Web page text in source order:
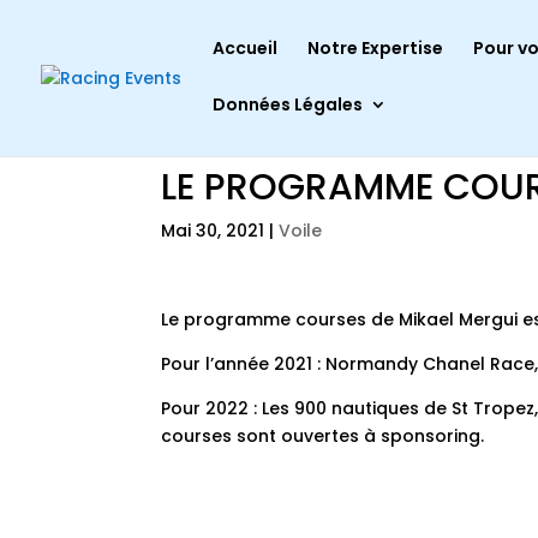
Accueil Notre Expertise Pour
Données Légales
LE PROGRAMME
Mai 30, 2021 |Voile
Le programme courses de Mikael Mergui
Pour l’année 2021 : Normandy Chanel
Pour 2022 : Les 900 nautiques de St
courses sont ouvertes à sponsoring.